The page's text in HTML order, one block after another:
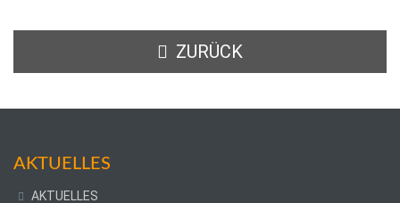
ZURÜCK
AKTUELLES
AKTUELLES